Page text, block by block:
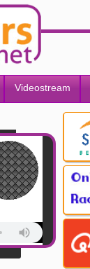
Videostream